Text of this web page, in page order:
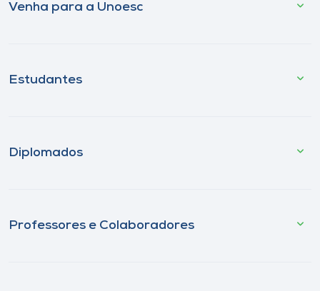
Venha para a Unoesc
Estudantes
Diplomados
Professores e Colaboradores